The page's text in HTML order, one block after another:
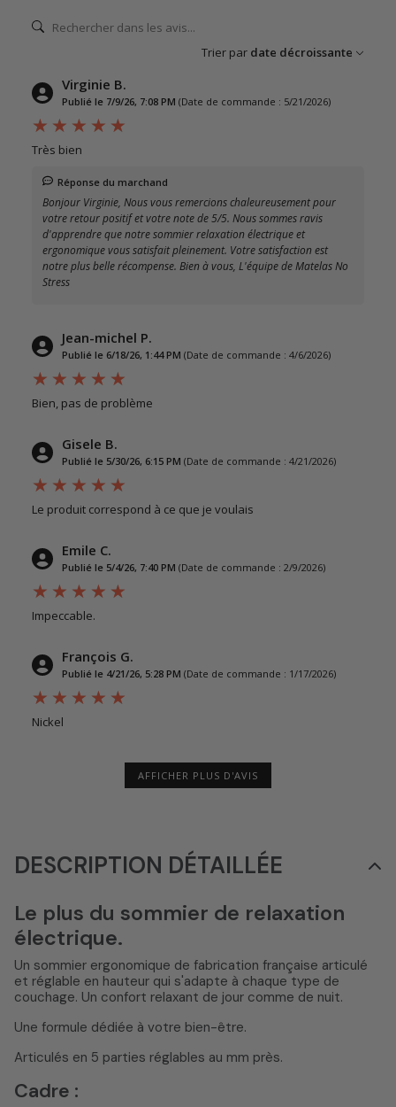
Trier par date décroissante
Virginie B.
Publié le 7/9/26, 7:08 PM (Date de commande : 5/21/2026)
Très bien
Réponse du marchand
Bonjour Virginie, Nous vous remercions chaleureusement pour
votre retour positif et votre note de 5/5. Nous sommes ravis
d'apprendre que notre sommier relaxation électrique et
ergonomique vous satisfait pleinement. Votre satisfaction est
notre plus belle récompense. Bien à vous, L'équipe de Matelas No
Stress
Jean-michel P.
Publié le 6/18/26, 1:44 PM (Date de commande : 4/6/2026)
Bien, pas de problème
Gisele B.
Publié le 5/30/26, 6:15 PM (Date de commande : 4/21/2026)
Le produit correspond à ce que je voulais
Emile C.
Publié le 5/4/26, 7:40 PM (Date de commande : 2/9/2026)
Impeccable.
François G.
Publié le 4/21/26, 5:28 PM (Date de commande : 1/17/2026)
Nickel
AFFICHER PLUS D'AVIS
DESCRIPTION DÉTAILLÉE
Le plus du sommier de relaxation
électrique.
Un sommier ergonomique de fabrication française articulé
et réglable en hauteur qui s'adapte à chaque type de
couchage. Un confort relaxant de jour comme de nuit.
Une formule dédiée à votre bien-être.
Articulés en 5 parties réglables au mm près.
Cadre :